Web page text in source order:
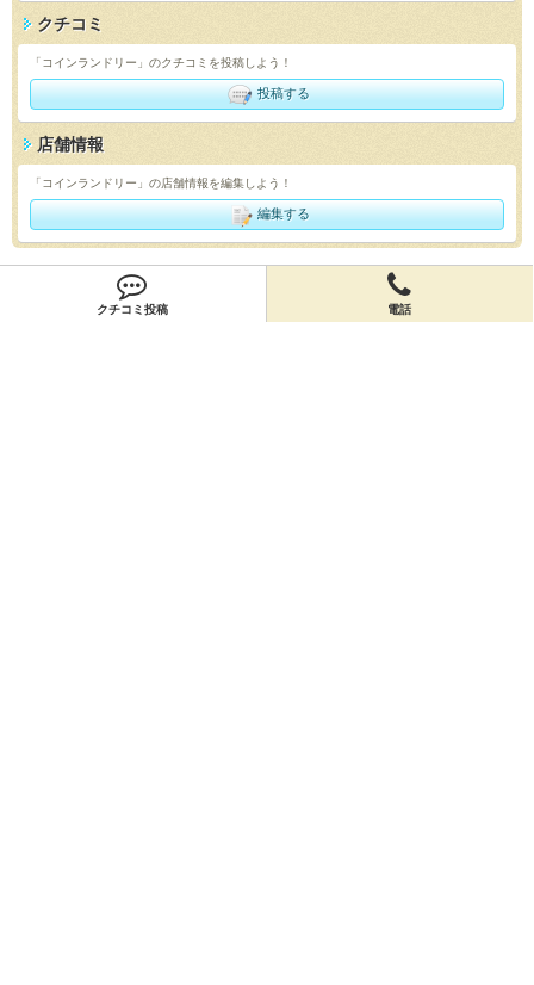
クチコミ投稿 電話
クチコミ
「コインランドリー」のクチコミを投稿しよう！
投稿する
店舗情報
「コインランドリー」の店舗情報を編集しよう！
編集する
会員登録
無料会員登録